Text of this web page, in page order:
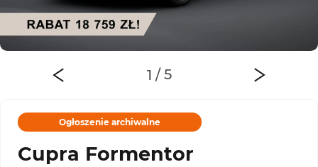
Ogłoszenie archiwalne
Cupra Formentor